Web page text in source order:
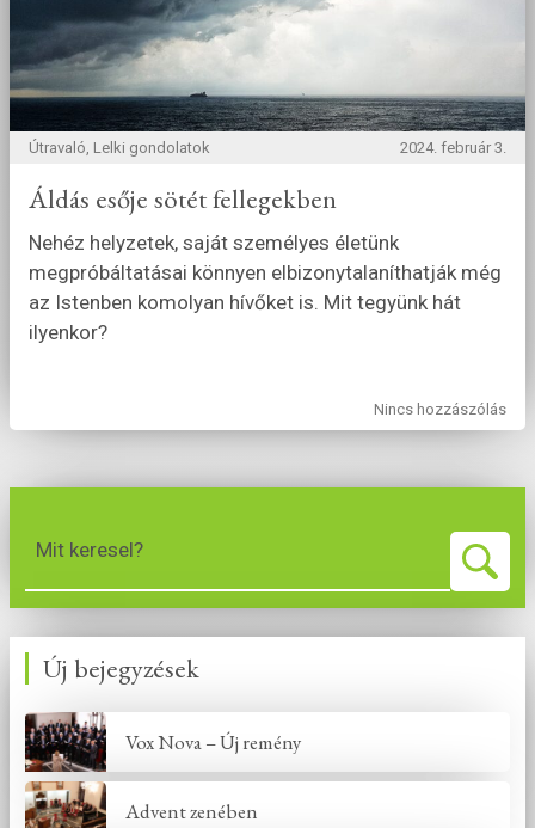
Útravaló, Lelki gondolatok 2024. február 3.
Áldás esője sötét fellegekben
Nehéz helyzetek, saját személyes életünk
megpróbáltatásai könnyen elbizonytalaníthatják még
az Istenben komolyan hívőket is. Mit tegyünk hát
ilyenkor?
Nincs hozzászólás
Mit keresel?
Új bejegyzések
Vox Nova – Új remény
Advent zenében